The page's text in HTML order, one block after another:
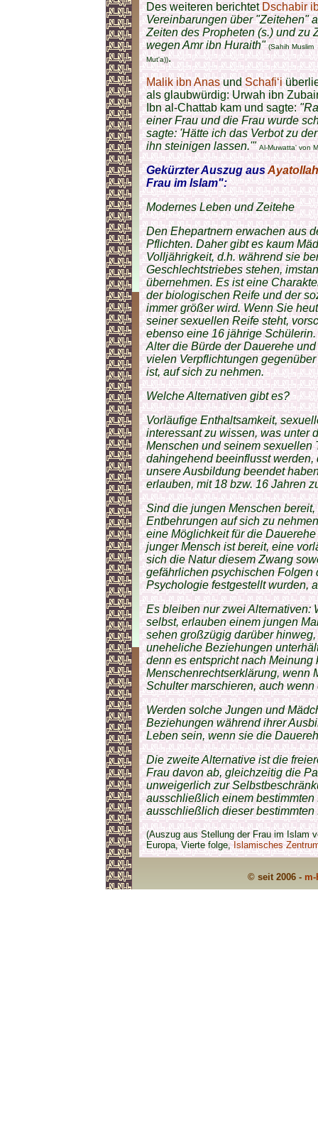
Des weiteren berichtetDschabir
Vereinbarungen über "Zeitehen"
Zeiten des Propheten (s.) und zu
wegen Amr ibn Huraith" (Sahih Muslim
Mut'a)).
Malik ibn AnasundSchafi‘i
als glaubwürdig: Urwah ibn
Ibn al-Chattab kam und sagte:
einer Frau und die Frau wurde
sagte: 'Hätte ich das Verbot zu
ihn steinigen lassen.'" Al-Muwatta' von
Gekürzter Auszug aus
Frau im Islam":
Modernes Leben und Zeitehe
Den Ehepartnern erwachen aus
Pflichten. Daher gibt es kaum
Volljährigkeit, d.h. während sie
Geschlechtstriebes stehen,
übernehmen. Es ist eine
der biologischen Reife und der
immer größer wird. Wenn Sie
seiner sexuellen Reife steht,
ebenso eine 16 jährige
Alter die Bürde der Dauerehe
vielen Verpflichtungen
ist, auf sich zu nehmen.
Welche Alternativen gibt es?
Vorläufige Enthaltsamkeit,
interessant zu wissen, was unter
Menschen und seinem sexuellen
dahingehend beeinflusst
unsere Ausbildung beendet
erlauben, mit 18 bzw. 16 Jahren
Sind die jungen Menschen
Entbehrungen auf sich zu
eine Möglichkeit für die
junger Mensch ist bereit, eine
sich die Natur diesem Zwang
gefährlichen psychischen Folgen
Psychologie festgestellt wurden,
Es bleiben nur zwei Alternativen:
selbst, erlauben einem jungen
sehen großzügig darüber
uneheliche Beziehungen
denn es entspricht nach Meinung
Menschenrechtserklärung, wenn
Schulter marschieren, auch
Werden solche Jungen und
Beziehungen während ihrer
Leben sein, wenn sie die
Die zweite Alternative ist die
Frau davon ab, gleichzeitig die
unweigerlich zur
ausschließlich einem bestimmten
ausschließlich dieser bestimmten
(Auszug aus Stellung der Frau im Islam
Europa, Vierte folge,Islamisches
© seit 2006 -